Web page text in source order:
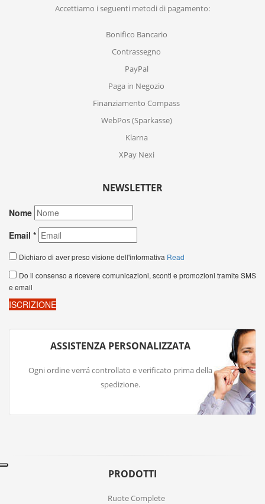
Accettiamo i seguenti metodi di pagamento:
Bonifico Bancario
Contrassegno
PayPal
Paga in Negozio
Finanziamento Compass
WebPos (Sparkasse)
Klarna
XPay Nexi
NEWSLETTER
ASSISTENZA PERSONALIZZATA
Ogni ordine verrá controllato e verificato prima della
spedizione.
PRODOTTI
Ruote Complete